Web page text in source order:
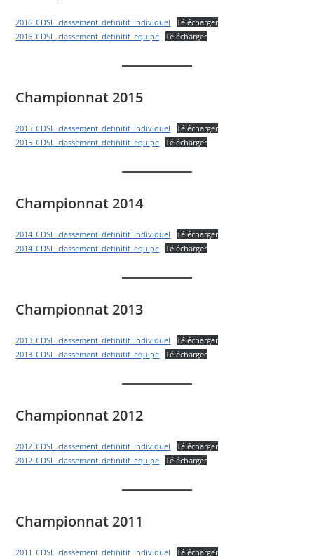
2016_CDSL_classement_definitif_individuel
Télécharger
2016_CDSL_classement_definitif_equipe Télécharger
Championnat 2015
2015_CDSL_classement_definitif_individuel
Télécharger
2015_CDSL_classement_definitif_equipe Télécharger
Championnat 2014
2014_CDSL_classement_definitif_individuel
Télécharger
2014_CDSL_classement_definitif_equipe Télécharger
Championnat 2013
2013_CDSL_classement_definitif_individuel
Télécharger
2013_CDSL_classement_definitif_equipe Télécharger
Championnat 2012
2012_CDSL_classement_definitif_individuel
Télécharger
2012_CDSL_classement_definitif_equipe Télécharger
Championnat 2011
2011_CDSL_classement_definitif_individuel
Télécharger